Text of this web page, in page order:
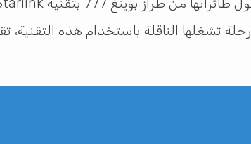
هذه الخدمة على هذا النوع من الطائرات. مع أكثر من 6,000 رحلة تشغلها